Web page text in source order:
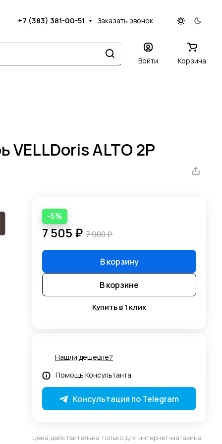
+7 (383) 381-00-51 Заказать звонок
Войти Корзина
ALTO 2P
-5%
7 505 ₽ 7 900 ₽
В корзину
В корзине
Купить в 1 клик
Нашли дешевле?
Помощь Консультанта
Консультация по Telegram
Цена действительна только для интернет-магазина